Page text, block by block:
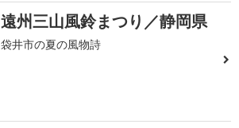
遠州三山風鈴まつり／静岡県
袋井市の夏の風物詩